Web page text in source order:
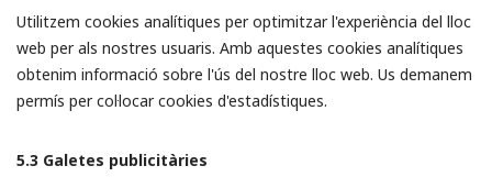
Utilitzem cookies analítiques per optimitzar l'experiència del lloc
web per als nostres usuaris. Amb aquestes cookies analítiques
obtenim informació sobre l'ús del nostre lloc web. Us demanem
permís per col·locar cookies d'estadístiques.
5.3 Galetes publicitàries